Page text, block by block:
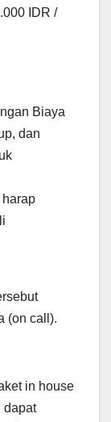
IDR /
Biaya
dan
(on call).
in house
dapat